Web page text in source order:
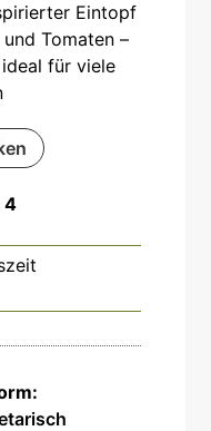
Eintopf
Tomaten –
für viele
4